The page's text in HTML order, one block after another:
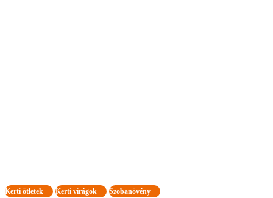
Kerti ötletek Kerti virágok Szobanövény